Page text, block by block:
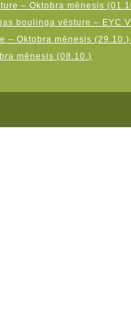
– Oktobra mēnesis
boulinga vēsture – EYC
– Oktobra mēnesis
mēnesis (08.10.)